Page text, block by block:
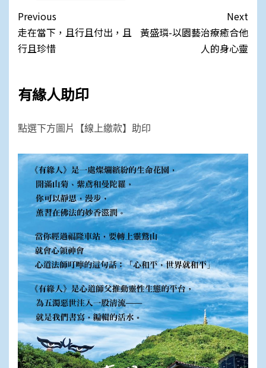
Post
navigation
Previous
走在當下，且行且付出，且
行且珍惜
Next
黃盛璘-以園藝治療癒合他
人的身心靈
有緣人助印
點選下方圖片【線上繳款】助印